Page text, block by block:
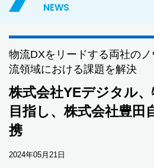
NEWS
物流DXをリードする両社の
流領域における課題を解決
株式会社YEデジタル
目指し、株式会社豊田
携
2024年05月21日